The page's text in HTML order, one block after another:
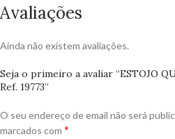
Avaliações
Ainda não existem avaliações.
Seja o primeiro a avaliar “ESTOJO
Ref. 19773”
O seu endereço de email não será
marcados com *